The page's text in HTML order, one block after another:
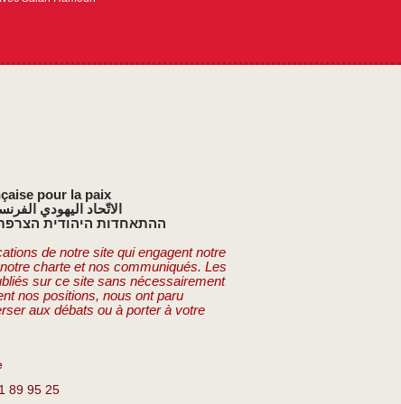
pour la paix
الاتّحاد اليهودي
ההתאחדות היהודית
de notre site qui engagent notre
charte et nos communiqués. Les
sur ce site sans nécessairement
nos positions, nous ont paru
aux débats ou à porter à votre
89 95 25